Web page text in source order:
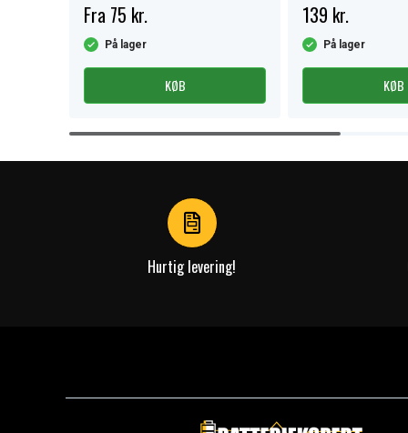
Fra 75 kr.
På lager
KØB
139 kr.
På lager
KØB
Item
Hurtig levering!